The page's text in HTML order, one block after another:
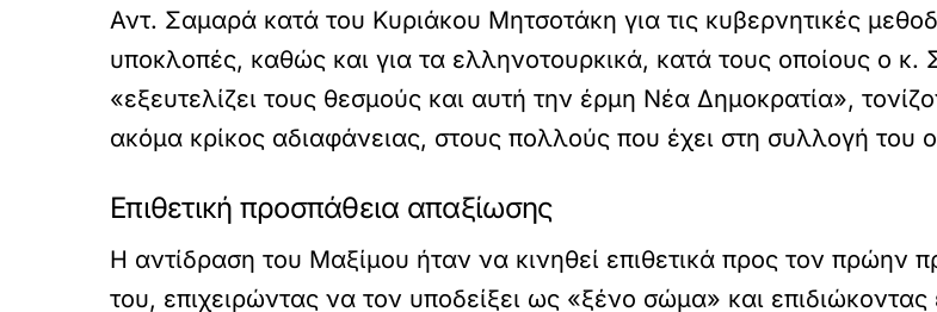
Αντ. Σαμαρά κατά του Κυριάκου Μητσοτάκη για τις κυβερνητικές
υποκλοπές, καθώς και για τα ελληνοτουρκικά, κατά τους οποίους ο
«εξευτελίζει τους θεσμούς και αυτή την έρμη Νέα Δημοκρατία»,
ακόμα κρίκος αδιαφάνειας, στους πολλούς που έχει στη συλλογή του
Επιθετική προσπάθεια απαξίωσης
Η αντίδραση του Μαξίμου ήταν να κινηθεί επιθετικά προς τον πρώην
του, επιχειρώντας να τον υποδείξει ως «ξένο σώμα» και